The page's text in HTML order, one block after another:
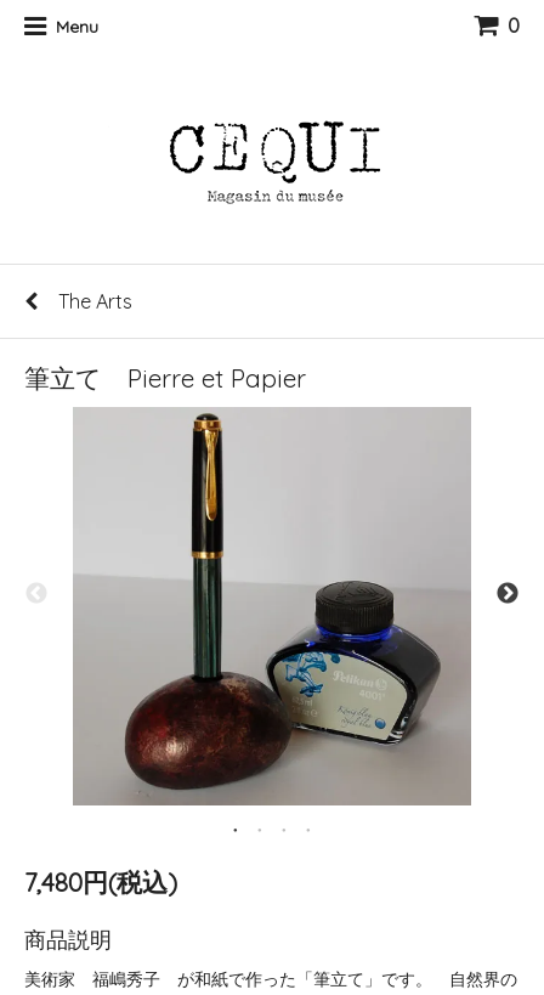
Menu 0
The Arts
筆立て Pierre et Papier
7,480円(税込)
商品説明
美術家 福嶋秀子 が和紙で作った「筆立て」です。 自然界の